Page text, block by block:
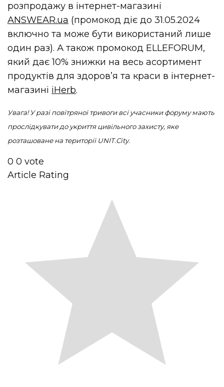
розпродажу в інтернет-магазині
ANSWEAR.ua (промокод діє до 31.05.2024
включно та може бути використаний лише
один раз). А також промокод ELLEFORUM,
який дає 10% знижки на весь асортимент
продуктів для здоров’я та краси в інтернет-
магазині iHerb.
Увага! У разі повітряної тривоги всі учасники форуму мають
прослідкувати до укриття цивільного захисту, яке
розташоване на території UNIT.City.
0 0 vote
Article Rating